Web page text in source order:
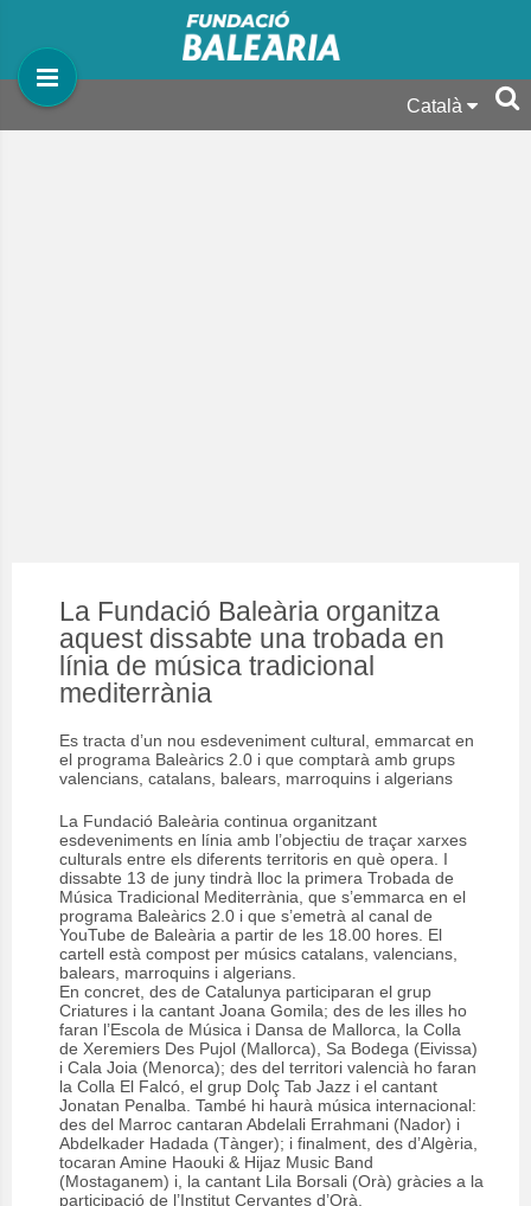
Català
La Fundació Baleària organitza
aquest dissabte una trobada en
línia de música tradicional
mediterrània
Es tracta d’un nou esdeveniment cultural, emmarcat en
el programa Baleàrics 2.0 i que comptarà amb grups
valencians, catalans, balears, marroquins i algerians
La Fundació Baleària continua organitzant
esdeveniments en línia amb l’objectiu de traçar xarxes
culturals entre els diferents territoris en què opera. I
dissabte 13 de juny tindrà lloc la primera Trobada de
Música Tradicional Mediterrània, que s’emmarca en el
programa Baleàrics 2.0 i que s’emetrà al canal de
YouTube de Baleària a partir de les 18.00 hores. El
cartell està compost per músics catalans, valencians,
balears, marroquins i algerians.
En concret, des de Catalunya participaran el grup
Criatures i la cantant Joana Gomila; des de les illes ho
faran l’Escola de Música i Dansa de Mallorca, la Colla
de Xeremiers Des Pujol (Mallorca), Sa Bodega (Eivissa)
i Cala Joia (Menorca); des del territori valencià ho faran
la Colla El Falcó, el grup Dolç Tab Jazz i el cantant
Jonatan Penalba. També hi haurà música internacional:
des del Marroc cantaran Abdelali Errahmani (Nador) i
Abdelkader Hadada (Tànger); i finalment, des d’Algèria,
tocaran Amine Haouki & Hijaz Music Band
(Mostaganem) i, la cantant Lila Borsali (Orà) gràcies a la
participació de l’Institut Cervantes d’Orà.